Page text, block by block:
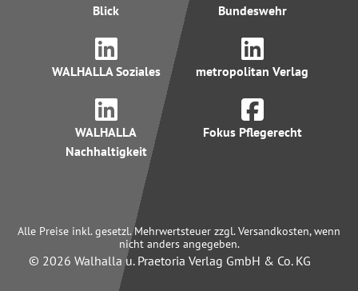
Blick
Bundeswehr
WALHALLA Soziales metropolitan Verlag
WALHALLA
Nachhaltigkeit
Fokus Pflegerecht
Alle Preise inkl. gesetzl. Mehrwertsteuer zzgl. Versandkosten, wenn
nicht anders angegeben.
© 2026 Walhalla u. Praetoria Verlag GmbH & Co. KG